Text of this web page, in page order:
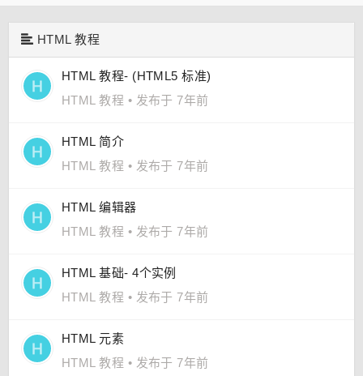
HTML 教程
HTML 教程- (HTML5 标准)
HTML 教程 • 发布于 7年前
HTML 简介
HTML 教程 • 发布于 7年前
HTML 编辑器
HTML 教程 • 发布于 7年前
HTML 基础- 4个实例
HTML 教程 • 发布于 7年前
HTML 元素
HTML 教程 • 发布于 7年前